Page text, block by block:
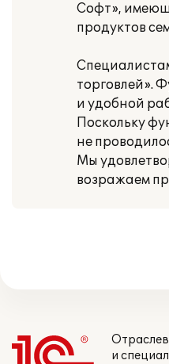
Софт»,
продуктов
торговлей».
и удобной
Поскольку
не
Мы
возражаем
и